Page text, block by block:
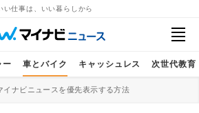
い仕事は、いい暮らしから
ー 車とバイク キャッシュレス 次世代教育
ナビニュースを優先表示する方法